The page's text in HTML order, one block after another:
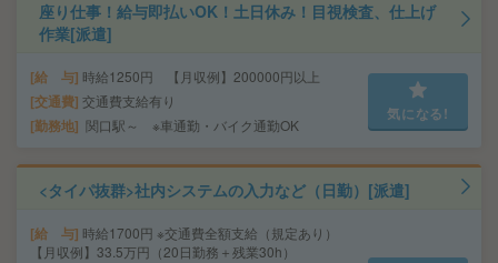
座り仕事！給与即払いOK！土日休み！目視検査、仕上げ
作業[派遣]
給 与 時給1250円 【月収例】200000円以上
交通費 交通費支給有り
勤務地 関口駅～ ※車通勤・バイク通勤OK
気になる!
<タイパ抜群>社内システムの入力など（日勤）[派遣]
給 与 時給1700円 ※交通費全額支給（規定あり）
【月収例】33.5万円（20日勤務＋残業30h）